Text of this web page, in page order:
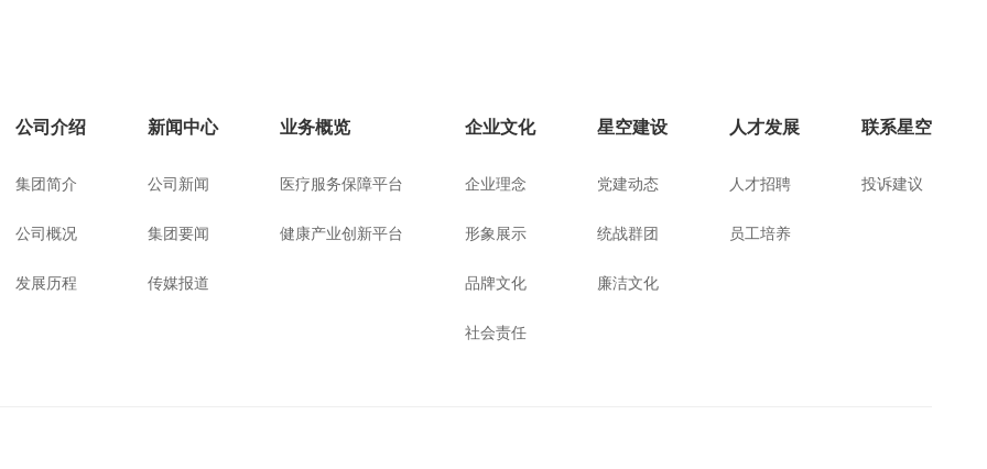
公司介绍
集团简介
公司概况
发展历程
新闻中心
公司新闻
集团要闻
传媒报道
业务概览
医疗服务保障平台
健康产业创新平台
企业文化
企业理念
形象展示
品牌文化
社会责任
星空建设
党建动态
统战群团
廉洁文化
人才发展
人才招聘
员工培养
联系星空
投诉建议